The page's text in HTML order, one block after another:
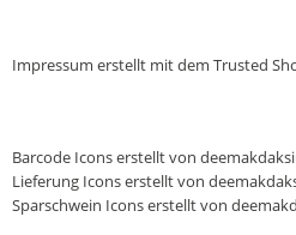
Impressum erstellt mit dem Trusted
Barcode Icons erstellt von
Lieferung Icons erstellt von
Sparschwein Icons erstellt von